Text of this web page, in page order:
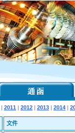
| 2011 | 2012 | 2013 | 2014 |
文件